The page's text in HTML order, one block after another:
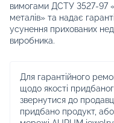
вимогами ДСТУ 3527-97
металів» та надає
усунення прихованих
виробника.
Для гарантійного
щодо якості
звернутися до
придбано продукт, або